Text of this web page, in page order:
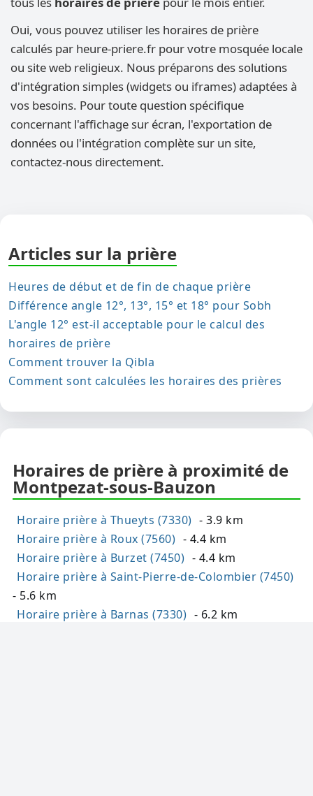
Oui, vous pouvez utiliser les horaires de prière
calculés par heure-priere.fr pour votre mosquée locale
ou site web religieux. Nous préparons des solutions
d'intégration simples (widgets ou iframes) adaptées à
vos besoins. Pour toute question spécifique
concernant l'affichage sur écran, l'exportation de
données ou l'intégration complète sur un site,
contactez-nous directement.
Articles sur la prière
Heures de début et de fin de chaque prière
Différence angle 12°, 13°, 15° et 18° pour Sobh
L'angle 12° est-il acceptable pour le calcul des
horaires de prière
Comment trouver la Qibla
Comment sont calculées les horaires des prières
Horaires de prière à proximité de
Montpezat-sous-Bauzon
Horaire prière à Thueyts (7330) - 3.9 km
Horaire prière à Roux (7560) - 4.4 km
Horaire prière à Burzet (7450) - 4.4 km
Horaire prière à Saint-Pierre-de-Colombier (7450)
- 5.6 km
Horaire prière à Barnas (7330) - 6.2 km